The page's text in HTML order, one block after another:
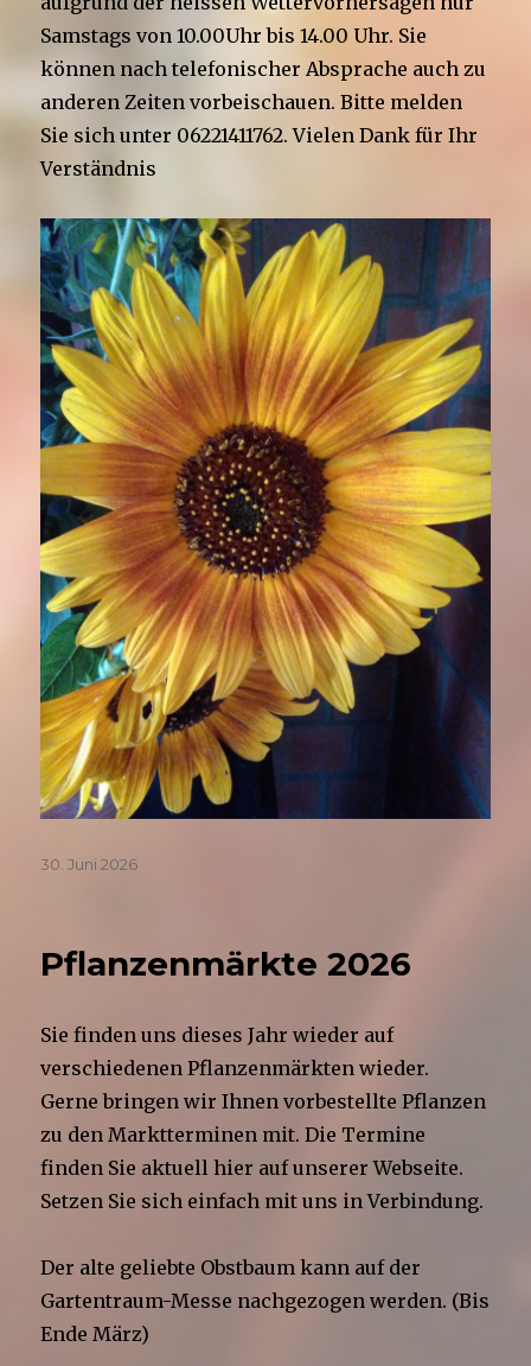
Samstags von 10.00Uhr bis 14.00 Uhr. Sie
können nach telefonischer Absprache auch zu
anderen Zeiten vorbeischauen. Bitte melden
Sie sich unter 06221411762. Vielen Dank für Ihr
Verständnis
Veröffentlicht
30. Juni 2026
Pflanzenmärkte 2026
Sie finden uns dieses Jahr wieder auf
verschiedenen Pflanzenmärkten wieder.
Gerne bringen wir Ihnen vorbestellte Pflanzen
zu den Marktterminen mit. Die Termine
finden Sie aktuell hier auf unserer Webseite.
Setzen Sie sich einfach mit uns in Verbindung.
Der alte geliebte Obstbaum kann auf der
Gartentraum-Messe nachgezogen werden. (Bis
Ende März)